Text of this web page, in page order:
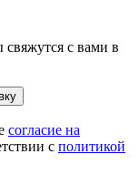
с вами в
согласие на
с политикой